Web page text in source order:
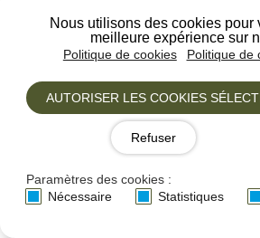
Nous utilisons des cookies pour
meilleure expérience sur
Politique de cookies Politique de
AUTORISER LES COOKIES
Refuser
Paramètres des cookies :
Nécessaire Statistiques